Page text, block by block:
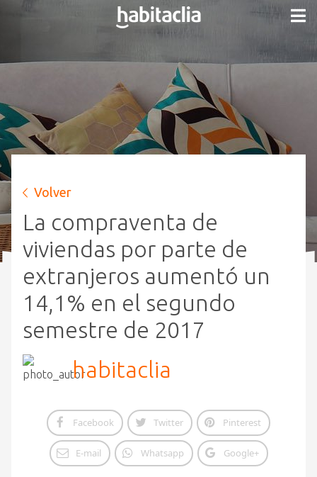
Volver
La compraventa de
viviendas por parte de
extranjeros aumentó un
14,1% en el segundo
semestre de 2017
habitaclia
Facebook Twitter Pinterest
E-mail Whatsapp Google+